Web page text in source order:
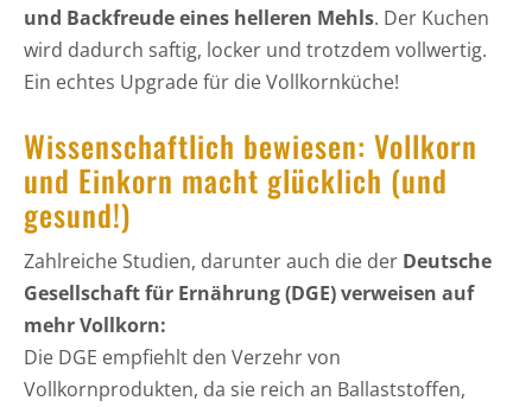
und Backfreude eines helleren Mehls. Der Kuchen
wird dadurch saftig, locker und trotzdem vollwertig.
Ein echtes Upgrade für die Vollkornküche!
Wissenschaftlich bewiesen: Vollkorn
und Einkorn macht glücklich (und
gesund!)
Zahlreiche Studien, darunter auch die der Deutsche
Gesellschaft für Ernährung (DGE) verweisen auf
mehr Vollkorn:
Die DGE empfiehlt den Verzehr von
Vollkornprodukten, da sie reich an Ballaststoffen,